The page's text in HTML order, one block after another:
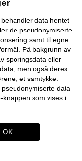
data hentet
de pseudonymiserte
samt til egne
På bakgrunn av
sporingsdata eller
men også deres
et samtykke.
data
knappen som vises i
Ltd, Meta Platforms
Pinterest Europe
om
OK